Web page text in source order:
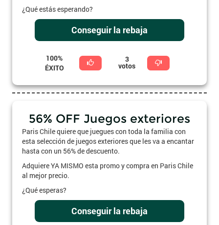
¿Qué estás esperando?
Conseguir la rebaja
100%
ÉXITO
3
votos
56% OFF Juegos exteriores
Paris Chile quiere que juegues con toda la familia con
esta selección de juegos exteriores que les va a encantar
hasta con un 56% de descuento.
Adquiere YA MISMO esta promo y compra en Paris Chile
al mejor precio.
¿Qué esperas?
Conseguir la rebaja